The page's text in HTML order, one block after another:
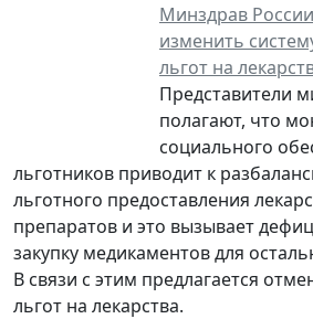
Минздрав
изменить
льгот на
Представители
полагают, что
социального
льготников приводит к
льготного предоставления
препаратов и это вызывает
закупку медикаментов для
В связи с этим предлагается
льгот на лекарства.